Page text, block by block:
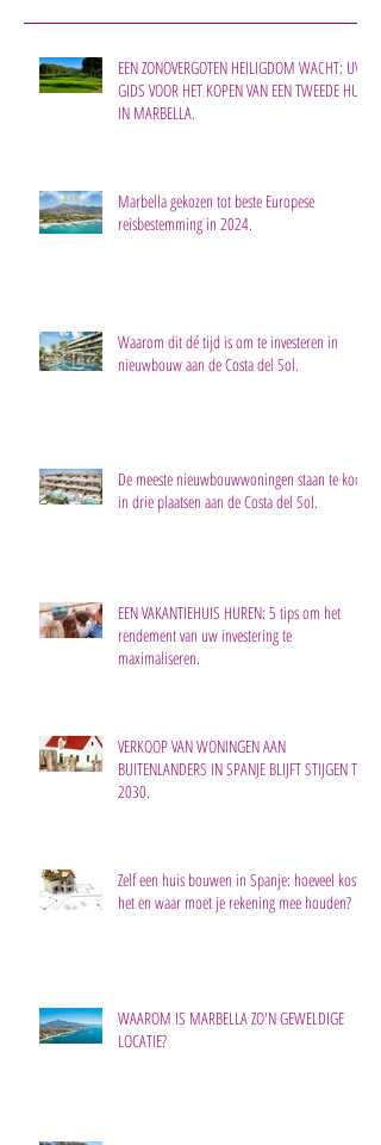
EEN ZONOVERGOTEN HEILIGDOM WACHT: UW
GIDS VOOR HET KOPEN VAN EEN TWEEDE HUIS
IN MARBELLA.
Marbella gekozen tot beste Europese
reisbestemming in 2024.
Waarom dit dé tijd is om te investeren in
nieuwbouw aan de Costa del Sol.
De meeste nieuwbouwwoningen staan te koop
in drie plaatsen aan de Costa del Sol.
EEN VAKANTIEHUIS HUREN: 5 tips om het
rendement van uw investering te
maximaliseren.
VERKOOP VAN WONINGEN AAN
BUITENLANDERS IN SPANJE BLIJFT STIJGEN TOT
2030.
Zelf een huis bouwen in Spanje: hoeveel kost
het en waar moet je rekening mee houden?
WAAROM IS MARBELLA ZO'N GEWELDIGE
LOCATIE?